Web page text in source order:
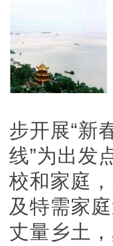
步开展“新
线”为出发
校和家庭
及特需家
丈量乡土